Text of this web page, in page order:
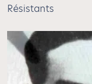
Résistants